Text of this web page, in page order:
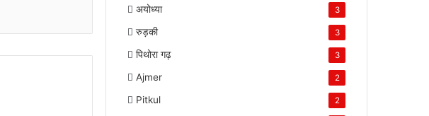
अयोध्या 3
रुड़की 3
पिथोरा गढ़ 3
Ajmer 2
Pitkul 2